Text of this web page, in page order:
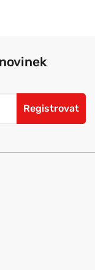
Registrovat